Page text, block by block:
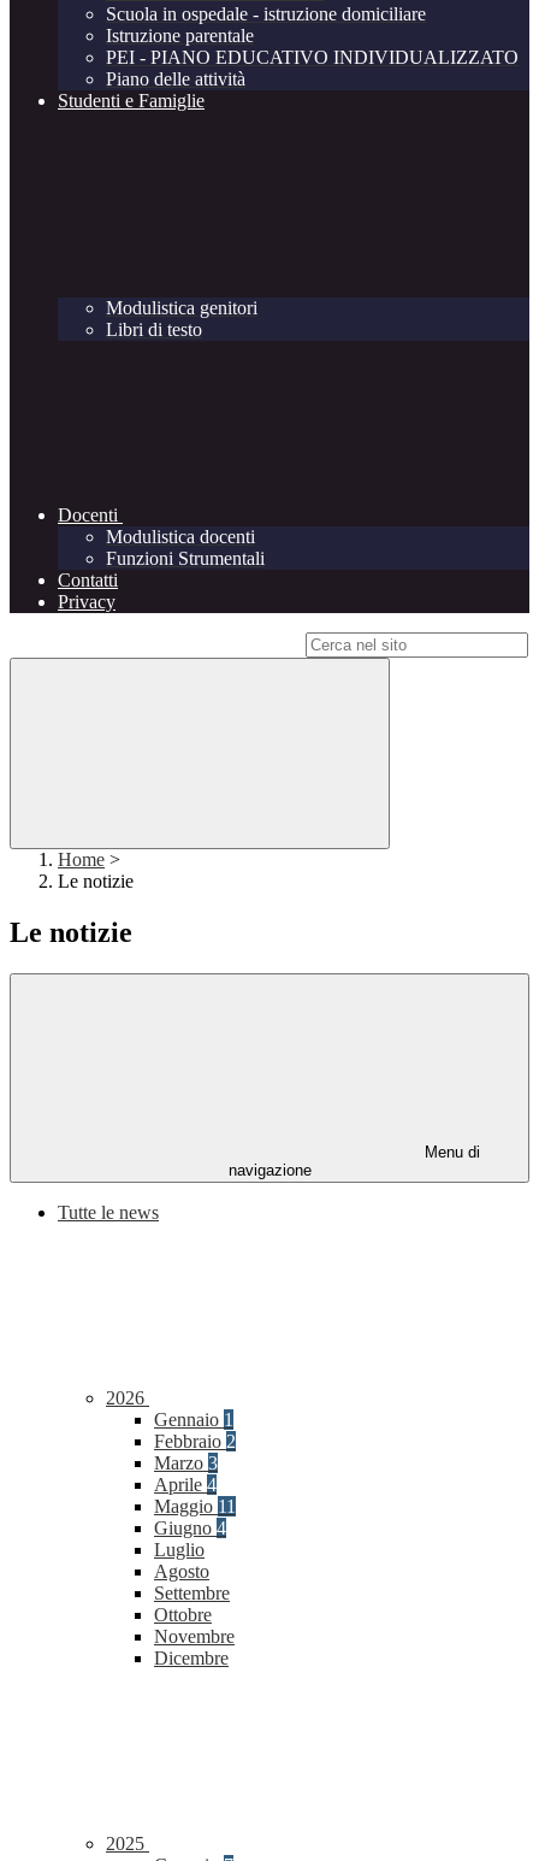
Scuola in ospedale - istruzione domiciliare
Istruzione parentale
PEI - PIANO EDUCATIVO INDIVIDUALIZZATO
Piano delle attività
Studenti e Famiglie
Modulistica genitori
Libri di testo
Docenti
Modulistica docenti
Funzioni Strumentali
Contatti
Privacy
Home >
Le notizie
Le notizie
Menu di
navigazione
Tutte le news
2026
Gennaio 1
Febbraio 2
Marzo 3
Aprile 4
Maggio 11
Giugno 4
Luglio
Agosto
Settembre
Ottobre
Novembre
Dicembre
2025